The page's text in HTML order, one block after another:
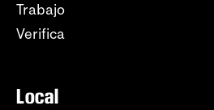
Trabajo
Verifica
Local